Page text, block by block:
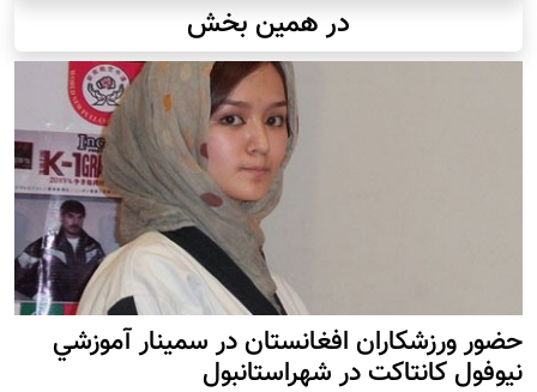
در همین بخش
حضور ورزشکاران افغانستان در سمينار آموزشي
نيوفول كانتاكت در شهراستانبول